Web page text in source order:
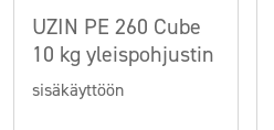
UZIN PE 260 Cube
10 kg yleispohjustin
sisäkäyttöön